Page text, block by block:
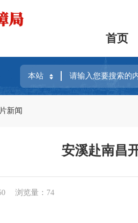
首页
新闻
安溪赴南昌
浏览量： 74